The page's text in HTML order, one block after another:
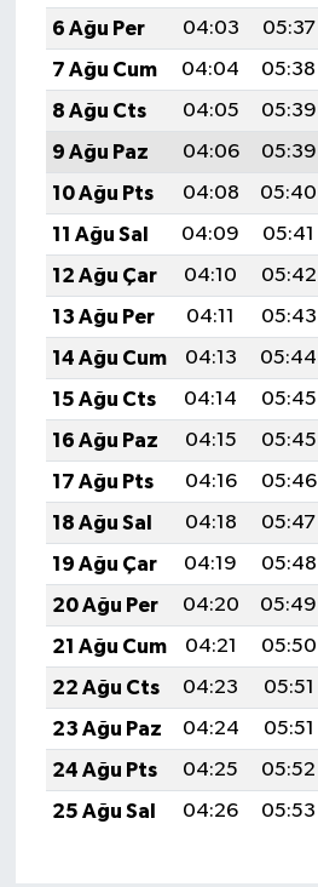
6 Ağu Per
04:03 05:37
7 Ağu Cum
04:04 05:38
8 Ağu Cts
04:05 05:39
9 Ağu Paz
04:06 05:39
10 Ağu Pts
04:08 05:40
11 Ağu Sal
04:09 05:41
12 Ağu Çar
04:10 05:42
13 Ağu Per
04:11 05:43
14 Ağu Cum
04:13 05:44
15 Ağu Cts
04:14 05:45
16 Ağu Paz
04:15 05:45
17 Ağu Pts
04:16 05:46
18 Ağu Sal
04:18 05:47
19 Ağu Çar
04:19 05:48
20 Ağu Per
04:20 05:49
21 Ağu Cum
04:21 05:50
22 Ağu Cts
04:23 05:51
23 Ağu Paz
04:24 05:51
24 Ağu Pts
04:25 05:52
25 Ağu Sal
04:26 05:53